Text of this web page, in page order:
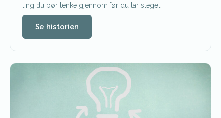
ting du bør tenke gjennom før du tar steget.
Se historien